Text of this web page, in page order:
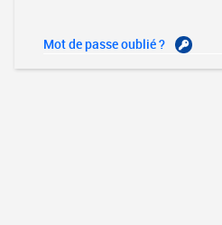
Mot de passe oublié ?